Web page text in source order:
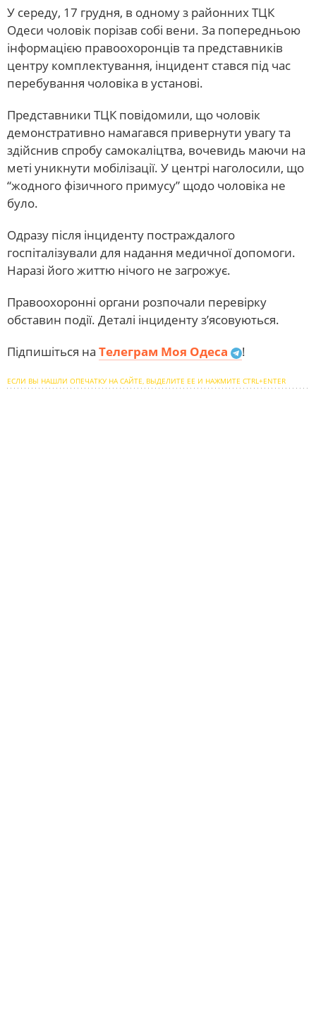
У середу, 17 грудня, в одному з районних ТЦК
Одеси чоловік порізав собі вени. За попередньою
інформацією правоохоронців та представників
центру комплектування, інцидент стався під час
перебування чоловіка в установі.
Представники ТЦК повідомили, що чоловік
демонстративно намагався привернути увагу та
здійснив спробу самокаліцтва, вочевидь маючи на
меті уникнути мобілізації. У центрі наголосили, що
“жодного фізичного примусу” щодо чоловіка не
було.
Одразу після інциденту постраждалого
госпіталізували для надання медичної допомоги.
Наразі його життю нічого не загрожує.
Правоохоронні органи розпочали перевірку
обставин події. Деталі інциденту з’ясовуються.
Підпишіться на Телеграм Моя Одеса !
ЕСЛИ ВЫ НАШЛИ ОПЕЧАТКУ НА САЙТЕ, ВЫДЕЛИТЕ ЕЕ И НАЖМИТЕ CTRL+ENTER